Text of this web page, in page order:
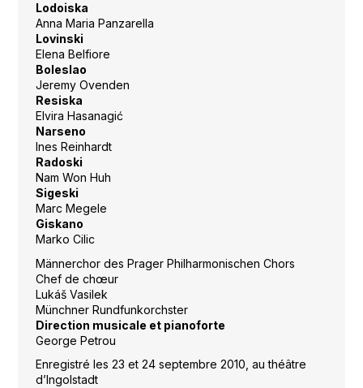
Lodoiska
Anna Maria Panzarella
Lovinski
Elena Belfiore
Boleslao
Jeremy Ovenden
Resiska
Elvira Hasanagić
Narseno
Ines Reinhardt
Radoski
Nam Won Huh
Sigeski
Marc Megele
Giskano
Marko Cilic
Männerchor des Prager Philharmonischen Chors
Chef de chœur
Lukáš Vasilek
Münchner Rundfunkorchster
Direction musicale et pianoforte
George Petrou
Enregistré les 23 et 24 septembre 2010, au théâtre
d’Ingolstadt